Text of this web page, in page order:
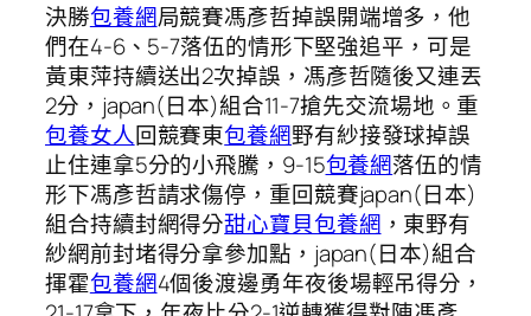
決勝包養網局競賽馮彥哲掉誤開端增多，他
們在4-6、5-7落伍的情形下堅強追平，可是
黃東萍持續送出2次掉誤，馮彥哲隨後又連丟
2分，japan(日本)組合11-7搶先交流場地。重
包養女人回競賽東包養網野有紗接發球掉誤
止住連拿5分的小飛騰，9-15包養網落伍的情
形下馮彥哲請求傷停，重回競賽japan(日本)
組合持續封網得分甜心寶貝包養網 ，東野有
紗網前封堵得分拿參加點，japan(日本)組合
揮霍包養網4個後渡邊勇年夜後場輕吊得分，